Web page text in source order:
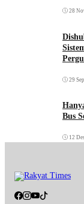
28
29
Bus
12